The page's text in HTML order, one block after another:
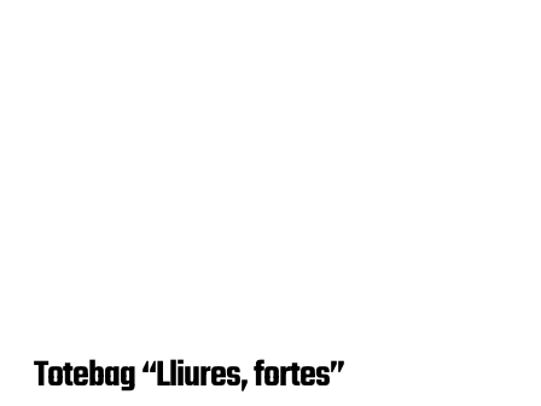
Totebag “Lliures, fortes”